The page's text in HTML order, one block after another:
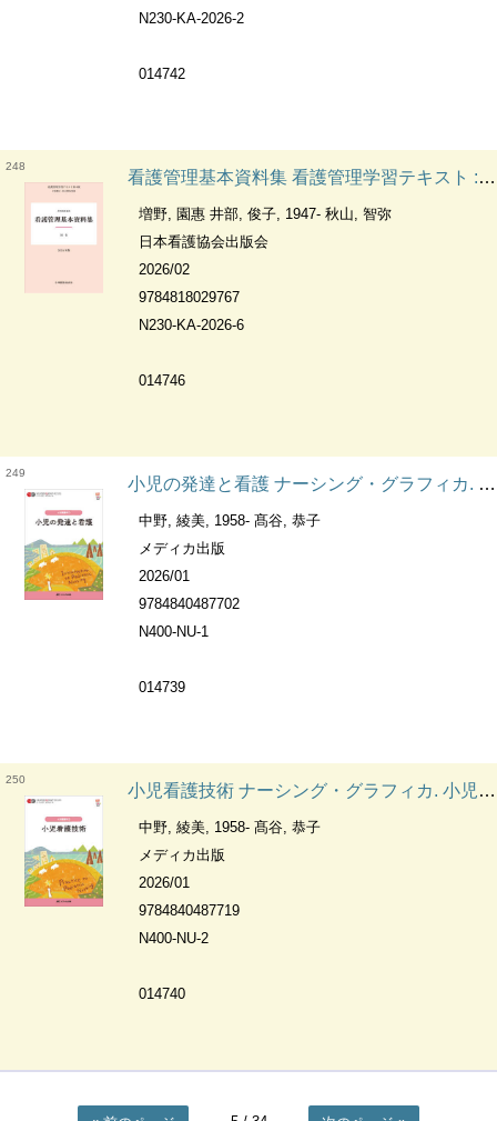
N230-KA-2026-2
014742
248
看護管理基本資料集 看護管理学習テキスト : 第4版
増野, 園惠 井部, 俊子, 1947- 秋山, 智弥
日本看護協会出版会
2026/02
9784818029767
N230-KA-2026-6
014746
249
小児の発達と看護 ナーシング・グラフィカ. 小児看護学1
中野, 綾美, 1958- 髙谷, 恭子
メディカ出版
2026/01
9784840487702
N400-NU-1
014739
250
小児看護技術 ナーシング・グラフィカ. 小児看護学2
中野, 綾美, 1958- 髙谷, 恭子
メディカ出版
2026/01
9784840487719
N400-NU-2
014740